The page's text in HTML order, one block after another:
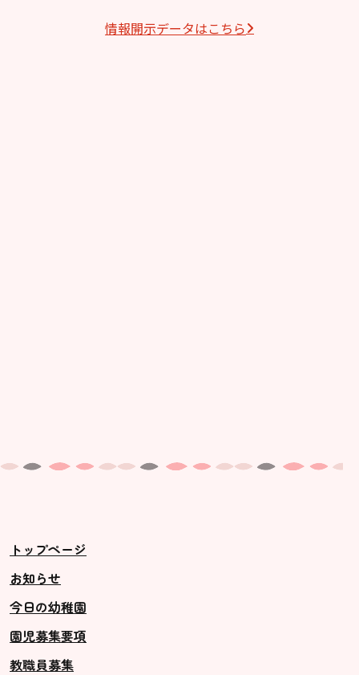
情報開⽰データはこちら
トップページ
お知らせ
今日の幼稚園
園児募集要項
教職員募集
園のこと
未就園児クラス
ス ]
2歳児ひとり登園［ゆず組 ]
グループ施設・
関係先リンク